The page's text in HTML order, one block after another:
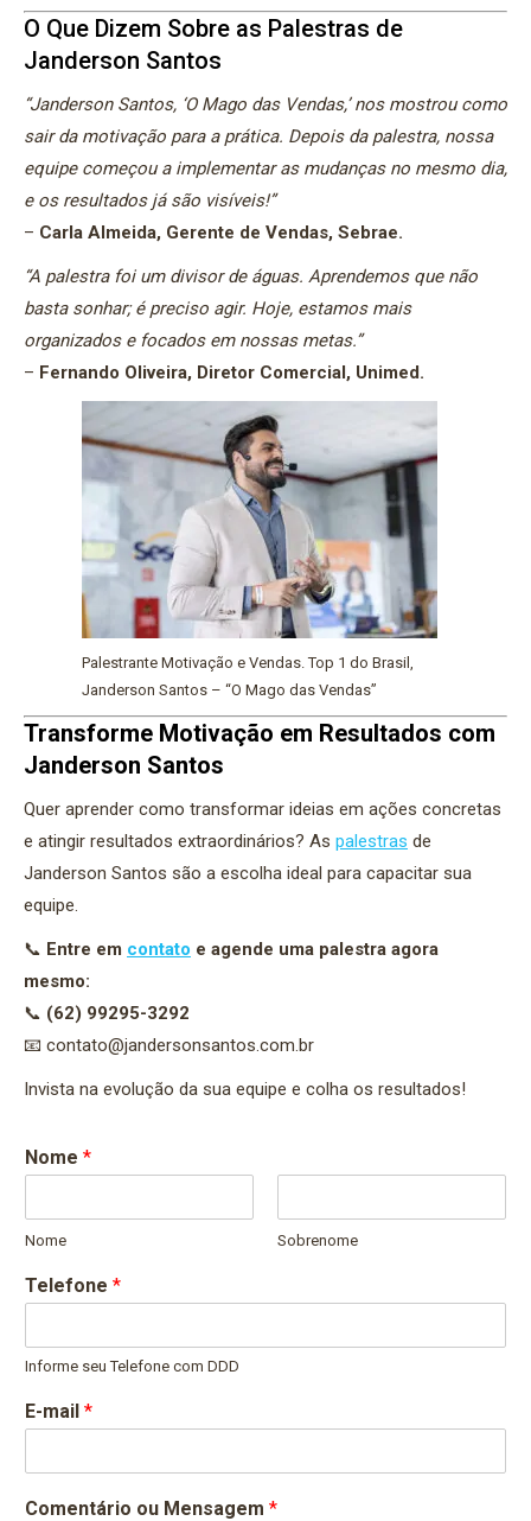
O Que Dizem Sobre as Palestras de
Janderson Santos
“Janderson Santos, ‘O Mago das Vendas,’ nos mostrou como
sair da motivação para a prática. Depois da palestra, nossa
equipe começou a implementar as mudanças no mesmo dia,
e os resultados já são visíveis!”
– Carla Almeida, Gerente de Vendas, Sebrae.
“A palestra foi um divisor de águas. Aprendemos que não
basta sonhar; é preciso agir. Hoje, estamos mais
organizados e focados em nossas metas.”
– Fernando Oliveira, Diretor Comercial, Unimed.
Palestrante Motivação e Vendas. Top 1 do Brasil,
Janderson Santos – “O Mago das Vendas”
Transforme Motivação em Resultados com
Janderson Santos
Quer aprender como transformar ideias em ações concretas
e atingir resultados extraordinários? As palestras de
Janderson Santos são a escolha ideal para capacitar sua
equipe.
📞 Entre em contato e agende uma palestra agora
mesmo:
📞 (62) 99295-3292
📧 contato@jandersonsantos.com.br
Invista na evolução da sua equipe e colha os resultados!
Nome *
Nome Sobrenome
Telefone *
Informe seu Telefone com DDD
E-mail *
Comentário ou Mensagem *